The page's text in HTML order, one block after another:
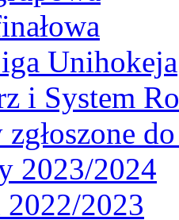
Unihokeja
i System
2023/2024
2023